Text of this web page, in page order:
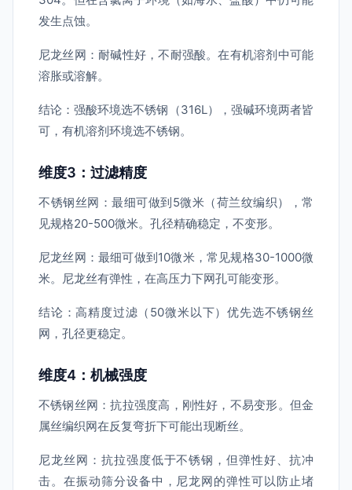
发生点蚀。
尼龙丝网：耐碱性好，不耐强酸。在有机溶剂中可能
溶胀或溶解。
结论：强酸环境选不锈钢（316L），强碱环境两者皆
可，有机溶剂环境选不锈钢。
维度3：过滤精度
不锈钢丝网：最细可做到5微米（荷兰纹编织），常
见规格20-500微米。孔径精确稳定，不变形。
尼龙丝网：最细可做到10微米，常见规格30-1000微
米。尼龙丝有弹性，在高压力下网孔可能变形。
结论：高精度过滤（50微米以下）优先选不锈钢丝
网，孔径更稳定。
维度4：机械强度
不锈钢丝网：抗拉强度高，刚性好，不易变形。但金
属丝编织网在反复弯折下可能出现断丝。
尼龙丝网：抗拉强度低于不锈钢，但弹性好、抗冲
击。在振动筛分设备中，尼龙网的弹性可以防止堵